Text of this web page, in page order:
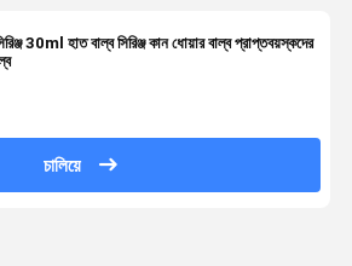
30ml হাত বাল্ব সিরিঞ্জ কান ধোয়ার বাল্ব প্রাপ্তবয়স্কদের
চালিয়ে